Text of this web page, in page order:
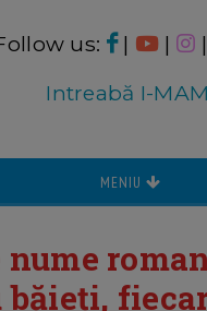
us: | |
Intreabă I-
MENIU
nume
băieți,